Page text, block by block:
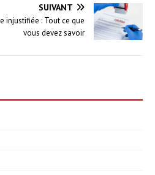
SUIVANT
injustifiée : Tout ce que
vous devez savoir